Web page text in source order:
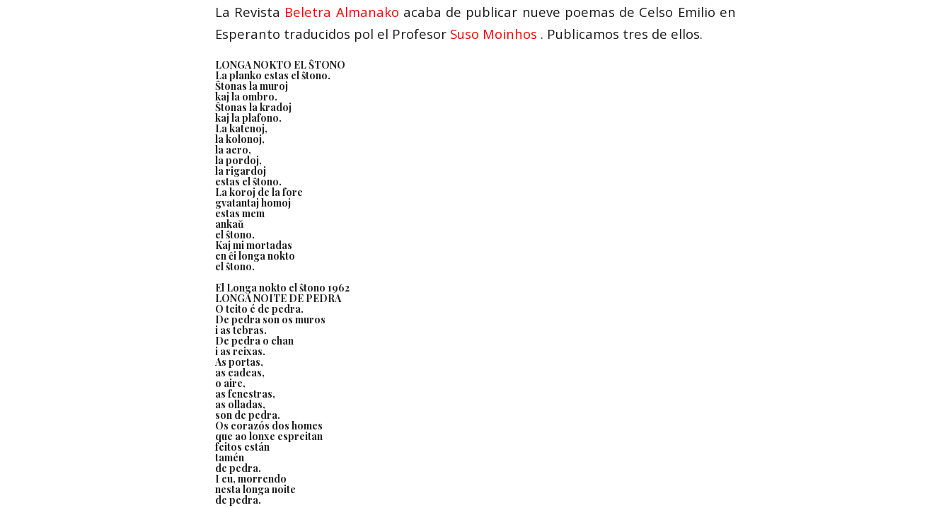
La Revista Beletra Almanako acaba de publicar nueve poemas de Celso Emilio en
Esperanto traducidos pol el ProfesorSuso Moinhos . Publicamos tres de ellos.
LONGA NOKTO EL ŜTONO
La planko estas el ŝtono.
Ŝtonas la muroj
kaj la ombro.
Ŝtonas la kradoj
kaj la plafono.
La katenoj,
la kolonoj,
la aero,
la pordoj,
la rigardoj
estas el ŝtono.
La koroj de la fore
gvatantaj homoj
estas mem
ankaŭ
el ŝtono.
Kaj mi mortadas
en ĉi longa nokto
el ŝtono.
El Longa nokto el ŝtono 1962
LONGA NOITE DE PEDRA
O teito é de pedra.
De pedra son os muros
i as tebras.
De pedra o chan
i as reixas.
As portas,
as cadeas,
o aire,
as fenestras,
as olladas,
son de pedra.
Os corazós dos homes
que ao lonxe espreitan
feitos están
tamén
de pedra.
I eu, morrendo
nesta longa noite
de pedra.